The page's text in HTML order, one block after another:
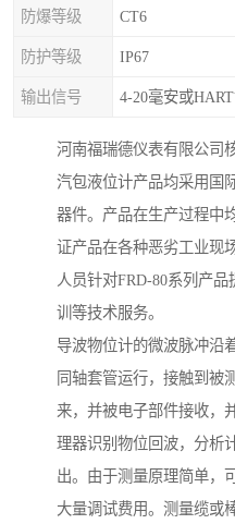
防爆等级 CT6
防护等级 IP67
输出信号 4-20毫安或
河南福瑞德仪表有限公司
汽包液位计产品均采用国
器件。产品在生产过程中
证产品在各种恶劣工业现
人员针对FRD-80系列产
训等技术服务。
导波物位计的微波脉冲沿
同轴套管运行，接触到被
来，并被电子部件接收，
理器识别物位回波，分析
出。由于测量原理简单，
大量调试费用。测量缆或